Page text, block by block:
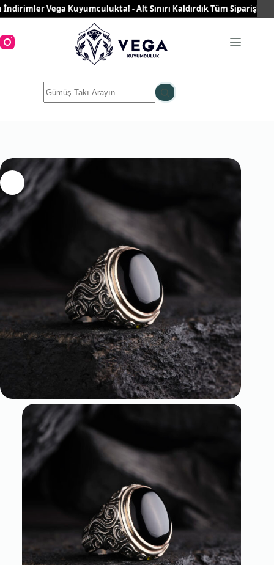
Skip
to
Vega Kuyumculukta! - Alt Sınırı Kaldırdık Tüm
results